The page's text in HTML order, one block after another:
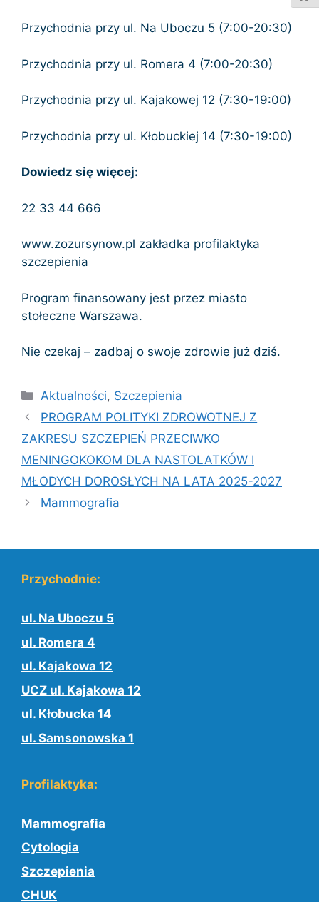
Przychodnia przy ul. Na Uboczu 5 (7:00-20:30)
Przychodnia przy ul. Romera 4 (7:00-20:30)
Przychodnia przy ul. Kajakowej 12 (7:30-19:00)
Przychodnia przy ul. Kłobuckiej 14 (7:30-19:00)
Dowiedz się więcej:
22 33 44 666
www.zozursynow.pl zakładka profilaktyka
szczepienia
Program finansowany jest przez miasto
stołeczne Warszawa.
Nie czekaj – zadbaj o swoje zdrowie już dziś.
Kategorie
Aktualności, Szczepienia
PROGRAM POLITYKI ZDROWOTNEJ Z
ZAKRESU SZCZEPIEŃ PRZECIWKO
MENINGOKOKOM DLA NASTOLATKÓW I
MŁODYCH DOROSŁYCH NA LATA 2025-2027
Mammografia
Przychodnie:
ul. Na Uboczu 5
ul. Romera 4
ul. Kajakowa 12
UCZ ul. Kajakowa 12
ul. Kłobucka 14
ul. Samsonowska 1
Profilaktyka:
Mammografia
Cytologia
Szczepienia
CHUK